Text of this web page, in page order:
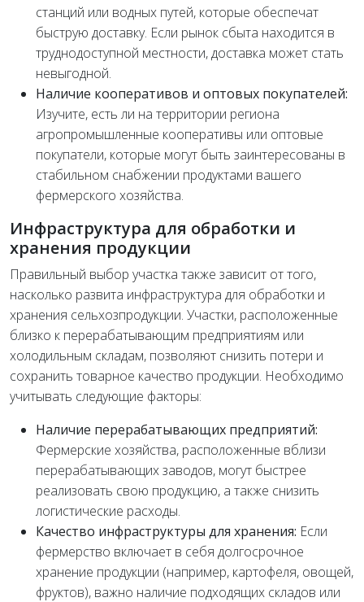
станций или водных путей, которые обеспечат
быструю доставку. Если рынок сбыта находится в
труднодоступной местности, доставка может стать
невыгодной.
Наличие кооперативов и оптовых покупателей:
Изучите, есть ли на территории региона
агропромышленные кооперативы или оптовые
покупатели, которые могут быть заинтересованы в
стабильном снабжении продуктами вашего
фермерского хозяйства.
Инфраструктура для обработки и
хранения продукции
Правильный выбор участка также зависит от того,
насколько развита инфраструктура для обработки и
хранения сельхозпродукции. Участки, расположенные
близко к перерабатывающим предприятиям или
холодильным складам, позволяют снизить потери и
сохранить товарное качество продукции. Необходимо
учитывать следующие факторы:
Наличие перерабатывающих предприятий:
Фермерские хозяйства, расположенные вблизи
перерабатывающих заводов, могут быстрее
реализовать свою продукцию, а также снизить
логистические расходы.
Качество инфраструктуры для хранения: Если
фермерство включает в себя долгосрочное
хранение продукции (например, картофеля, овощей,
фруктов), важно наличие подходящих складов или